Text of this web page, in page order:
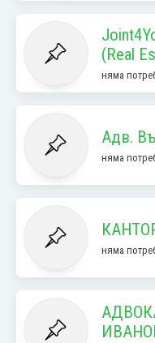
(Real
няма
Адв.
няма
няма